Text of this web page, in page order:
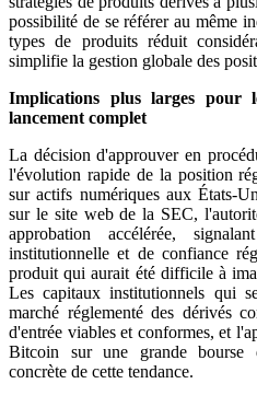
possibilité de se référer au même
types de produits réduit
simplifie la gestion globale des
Implications plus larges pour
lancement complet
La décision d'approuver en
l'évolution rapide de la position
sur actifs numériques aux États-
sur le site web de la SEC,
approbation accélérée,
institutionnelle et de confiance
produit qui aurait été difficile à
Les capitaux institutionnels qui
marché réglementé des dérivés
d'entrée viables et conformes, et
Bitcoin sur une grande bourse
concrète de cette tendance.